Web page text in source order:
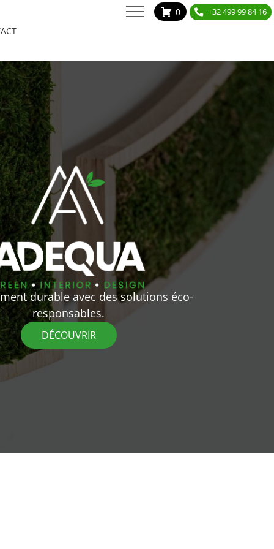
0 +32 499 99 84 16
durable avec des solutions éco-
responsables.
DÉCOUVRIR